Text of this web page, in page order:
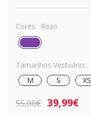
Cores: Roxo
Tamanhos Vestuário:
M
S XS
55,00€ 39,99€